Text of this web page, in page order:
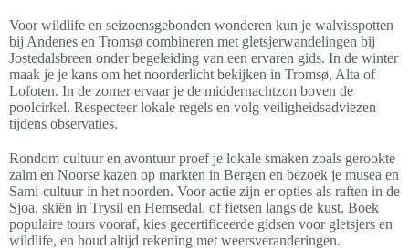
Voor wildlife en seizoensgebonden wonderen kun je walvisspotten
bij Andenes en Tromsø combineren met gletsjerwandelingen bij
Jostedalsbreen onder begeleiding van een ervaren gids. In de winter
maak je je kans om het noorderlicht bekijken in Tromsø, Alta of
Lofoten. In de zomer ervaar je de middernachtzon boven de
poolcirkel. Respecteer lokale regels en volg veiligheidsadviezen
tijdens observaties.
Rondom cultuur en avontuur proef je lokale smaken zoals gerookte
zalm en Noorse kazen op markten in Bergen en bezoek je musea en
Sami-cultuur in het noorden. Voor actie zijn er opties als raften in de
Sjoa, skiën in Trysil en Hemsedal, of fietsen langs de kust. Boek
populaire tours vooraf, kies gecertificeerde gidsen voor gletsjers en
wildlife, en houd altijd rekening met weersveranderingen.